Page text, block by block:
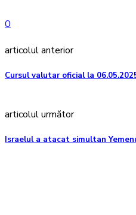
0
articolul anterior
Cursul valutar oficial la
articolul următor
Israelul a atacat simultan